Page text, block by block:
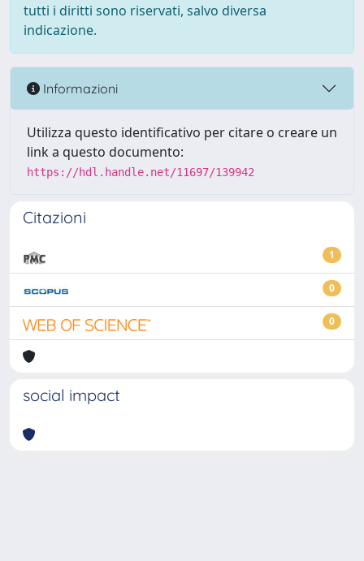
tutti i diritti sono riservati, salvo diversa
indicazione.
Informazioni
Utilizza questo identificativo per citare o creare un
link a questo documento:
https://hdl.handle.net/11697/139942
Citazioni
1
0
0
social impact